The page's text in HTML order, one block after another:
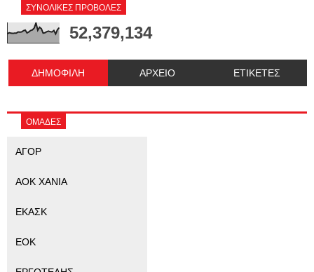
ΣΥΝΟΛΙΚΕΣ ΠΡΟΒΟΛΕΣ
52,379,134
ΔΗΜΟΦΙΛΗ ΑΡΧΕΙΟ ΕΤΙΚΕΤΕΣ
ΟΜΑΔΕΣ
ΑΓΟΡ
ΑΟΚ ΧΑΝΙΑ
ΕΚΑΣΚ
ΕΟΚ